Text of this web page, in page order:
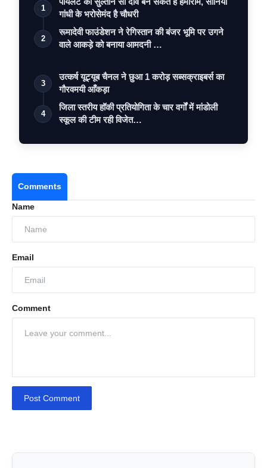
1
गांधी के भरोसेमंद है चौधरी
2
रूमादेवी फाउंडेशन ने रेगिस्तान की बंजर भूमि पर उगने
वाले आकड़े को बनाया आमदनी …
3
उत्कर्ष यूट्यूब चैनल ने छुआ 1 करोड़ सब्सक्राइबर्स का
गौरवमयी आँकड़ा
4
जिला स्तरीय हॉकी प्रतियोगिता के चार वर्गों में मांडोली
स्कूल की टीम रही विजेत…
Comments
Name
Email
Comment
Post Comment